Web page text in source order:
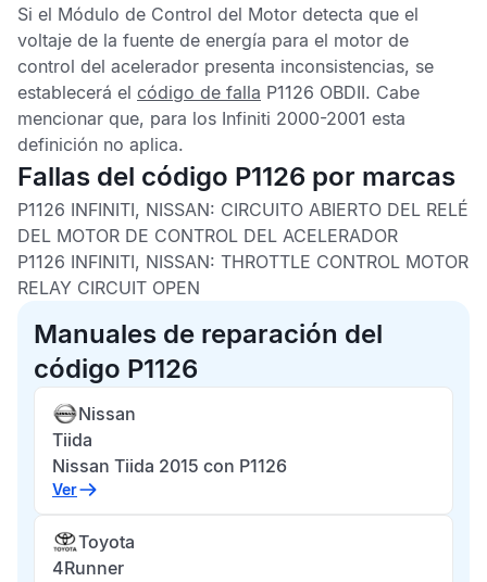
Si el Módulo de Control del Motor detecta que el
voltaje de la fuente de energía para el motor de
control del acelerador presenta inconsistencias, se
establecerá el código de falla P1126 OBDII. Cabe
mencionar que, para los Infiniti 2000-2001 esta
definición no aplica.
Fallas del código P1126 por marcas
P1126 INFINITI, NISSAN: CIRCUITO ABIERTO DEL RELÉ
DEL MOTOR DE CONTROL DEL ACELERADOR
P1126 INFINITI, NISSAN: THROTTLE CONTROL MOTOR
RELAY CIRCUIT OPEN
Manuales de reparación del
código P1126
Nissan
Tiida
Nissan Tiida 2015 con P1126
Ver
Toyota
4Runner